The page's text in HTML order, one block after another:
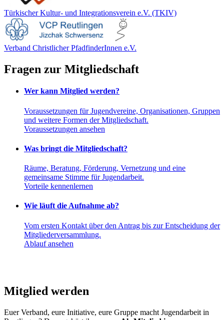
Türkischer Kultur- und Integrationsverein e.V. (TKIV)
Verband Christlicher PfadfinderInnen e.V.
Fragen zur Mitgliedschaft
Wer kann Mitglied werden?
Voraussetzungen für Jugendvereine, Organisationen, Gruppen
und weitere Formen der Mitgliedschaft.
Voraussetzungen ansehen
Was bringt die Mitgliedschaft?
Räume, Beratung, Förderung, Vernetzung und eine
gemeinsame Stimme für Jugendarbeit.
Vorteile kennenlernen
Wie läuft die Aufnahme ab?
Vom ersten Kontakt über den Antrag bis zur Entscheidung der
Mitgliederversammlung.
Ablauf ansehen
Mitglied werden
Euer Verband, eure Initiative, eure Gruppe macht Jugendarbeit in